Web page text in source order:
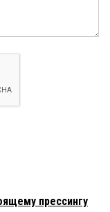
прессингу